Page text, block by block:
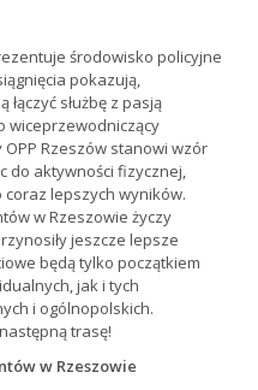
środowisko policyjne
pokazują,
służbę z pasją
wiceprzewodniczący
Rzeszów stanowi wzór
do aktywności fizycznej,
lepszych wyników.
w Rzeszowie życzy
jeszcze lepsze
będą tylko początkiem
jak i tych
i ogólnopolskich.
trasę!
w Rzeszowie